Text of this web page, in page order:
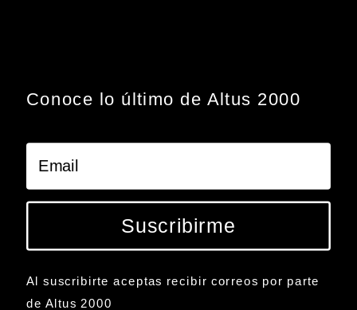
Conoce lo último de Altus 2000
Suscribirme
Al suscribirte aceptas recibir correos por parte
de Altus 2000